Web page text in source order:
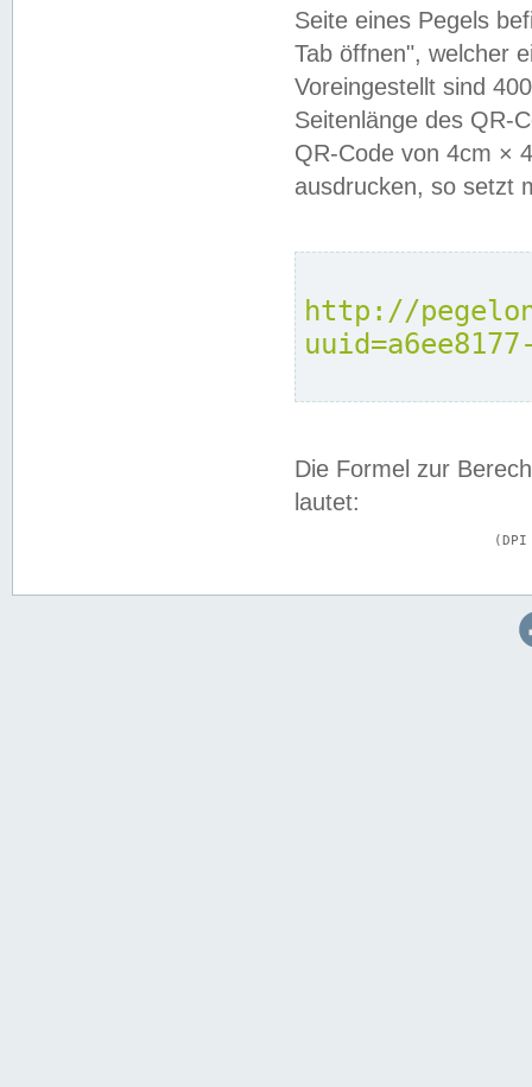
Seite eines Pegels
Tab öffnen", welcher
Voreingestellt sind
Seitenlänge des QR-
QR-Code von 4cm ×
ausdrucken, so setzt
http://
Die Formel zur
lautet: